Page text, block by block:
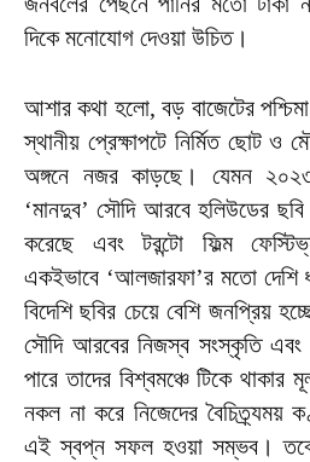
দিকে মনোযোগ দেওয়া উচিত।
আশার কথা হলো, বড় বাজেটের
স্থানীয় প্রেক্ষাপটে নির্মিত ছোট ও
অঙ্গনে নজর কাড়ছে। যেমন ২০২৩
‘মানদুব’ সৌদি আরবে হলিউডের
করেছে এবং টরন্টো ফিল্ম
একইভাবে ‘আলজারফা’র মতো দেশি
বিদেশি ছবির চেয়ে বেশি জনপ্রিয়
সৌদি আরবের নিজস্ব সংস্কৃতি এবং
পারে তাদের বিশ্বমঞ্চে টিকে
নকল না করে নিজেদের বৈচিত্র্যময়
এই স্বপ্ন সফল হওয়া সম্ভব।